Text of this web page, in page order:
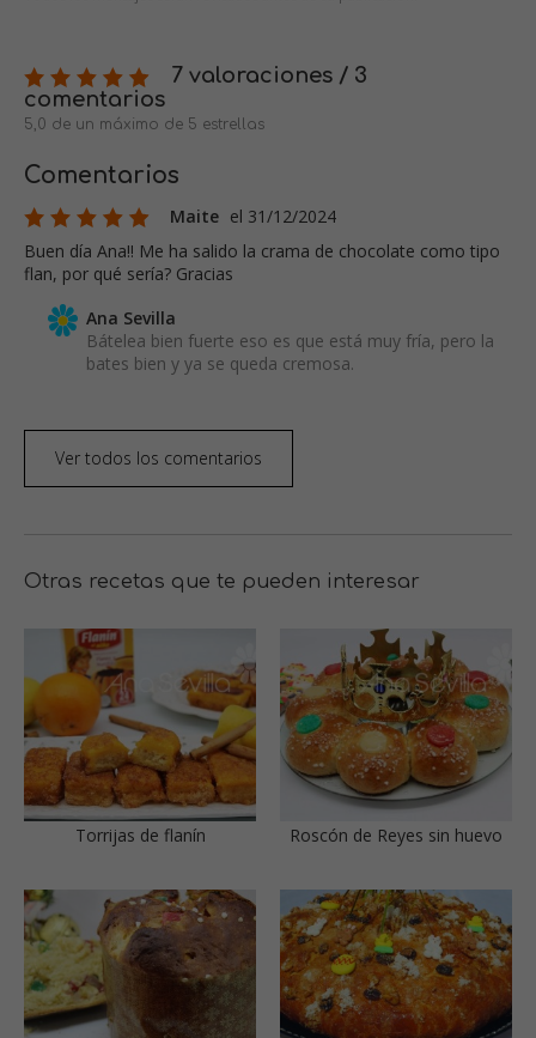
7 valoraciones / 3
comentarios
5,0 de un máximo de 5 estrellas
Comentarios
Maite el 31/12/2024
Buen día Ana!! Me ha salido la crama de chocolate como tipo
flan, por qué sería? Gracias
Ana Sevilla
Bátelea bien fuerte eso es que está muy fría, pero la
bates bien y ya se queda cremosa.
Ver todos los comentarios
Otras recetas que te pueden interesar
Torrijas de flanín Roscón de Reyes sin huevo